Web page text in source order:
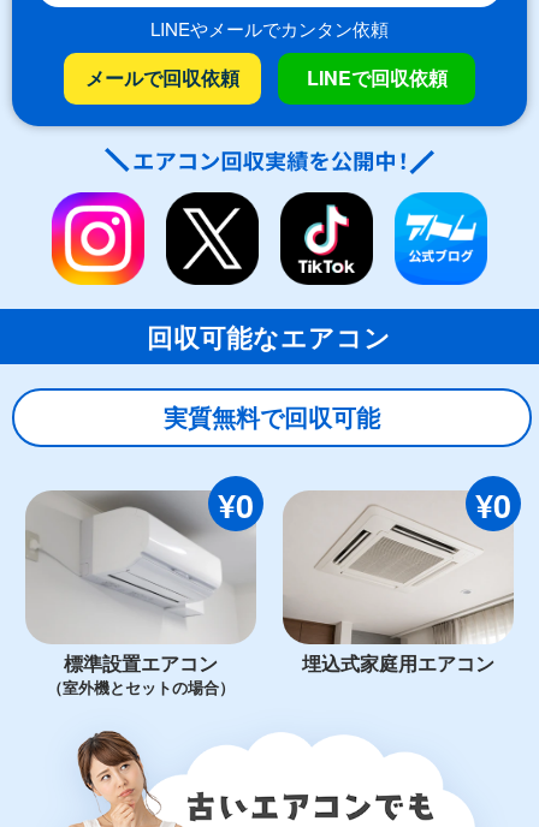
LINEやメールでカンタン依頼
メールで回収依頼 LINEで回収依頼
回収可能なエアコン
実質無料で回収可能
¥0
標準設置エアコン
（室外機とセットの場合）
¥0
埋込式家庭用エアコン